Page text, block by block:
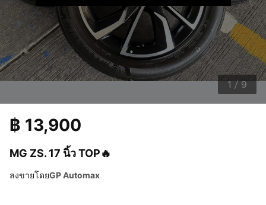
1/9
MG ZS. 17 นิ้ว TOP🔥
฿ 13,900
ลงขายโดยGP Automax